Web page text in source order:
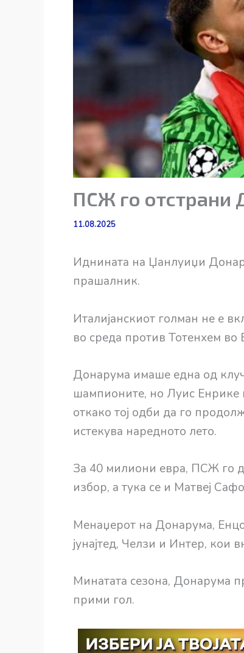
ПСЖ го отстрани
11.08.2025
Иднината на Џанлуиџи
прашалник.
Италијанскиот голман не е
во среда против Тотенхем
Донарума имаше една од
шампионите, но Луис Енрике
откако тој одби да го
истекува наредното лето.
За 40 милиони евра, ПСЖ го
избор, а тука се и Матвеј
Менаџерот на Донарума,
јунајтед, Челзи и Интер, кои
Минатата сезона, Донарума
прими гол.